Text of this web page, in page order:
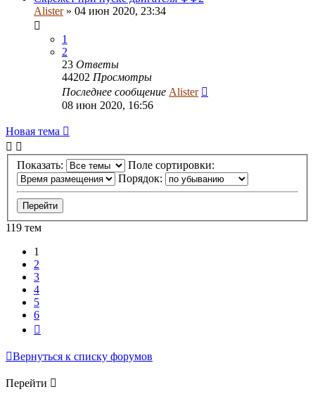
Alister» 04 июн 2020, 23:34
1
2
23 Ответы
44202 Просмотры
Последнее сообщение Alister
08 июн 2020, 16:56
Новая тема
Показать:
Поле сортировки:
Порядок:
119 тем
1
2
3
4
5
6
Вернуться к списку форумов
Перейти